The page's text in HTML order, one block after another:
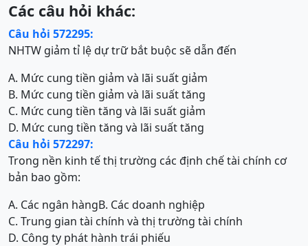
Các câu hỏi khác:
Câu hỏi 572295:
NHTW giảm tỉ lệ dự trữ bắt buộc sẽ dẫn đến
A. Mức cung tiền giảm và lãi suất giảm
B. Mức cung tiền giảm và lãi suất tăng
C. Mức cung tiền tăng và lãi suất giảm
D. Mức cung tiền tăng và lãi suất tăng
Câu hỏi 572297:
Trong nền kinh tế thị trường các định chế tài chính cơ
bản bao gồm:
A. Các ngân hàngB. Các doanh nghiệp
C. Trung gian tài chính và thị trường tài chính
D. Công ty phát hành trái phiếu